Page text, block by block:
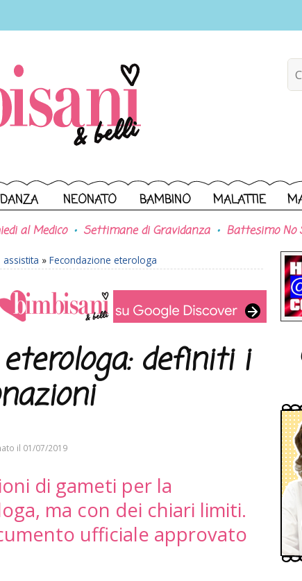
NEONATO BAMBINO MALATTIE
al Medico Settimane di Gravidanza Battesimo No
assistita » Fecondazione eterologa
eterologa: definiti i
il 01/07/2019
di gameti per la
ma con dei chiari limiti.
ufficiale approvato